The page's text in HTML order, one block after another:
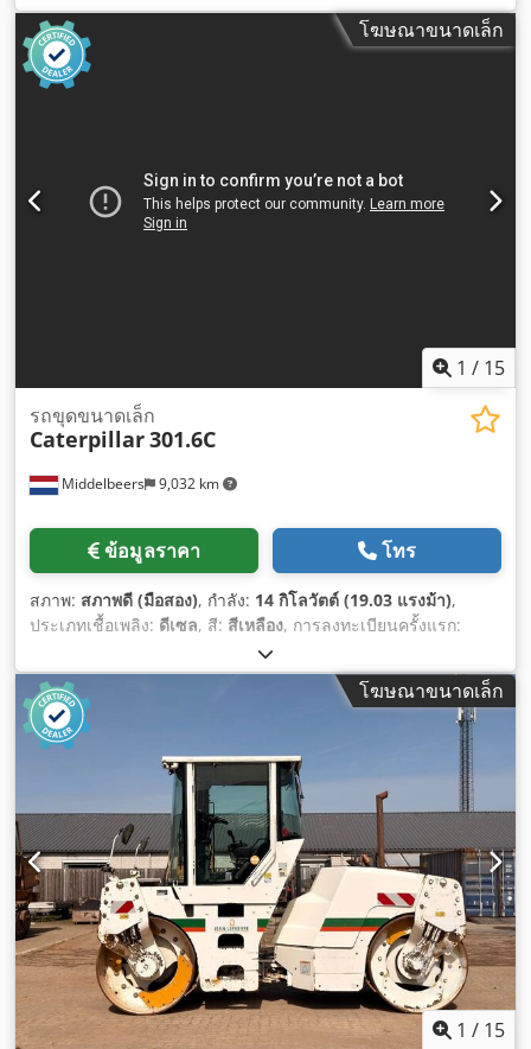
ทั้งหมด:850 มม, สี:ดำ,
โฆษณาขนาดเล็ก
1 / 15
Middelbeers 9,032 km
รถขุดขนาดเล็ก
Caterpillar301.6C
ข้อมูลราคา โทร
สภาพ: สภาพดี (มือสอง), กำลัง: 14 กิโลวัตต์ (19.03 แรงม้า),
ประเภทเชื้อเพลิง: ดีเซล, สี: สีเหลือง, การลงทะเบียนครั้งแรก:
, ชั่วโมงการทำงาน:
โฆษณาขนาดเล็ก
1 / 15